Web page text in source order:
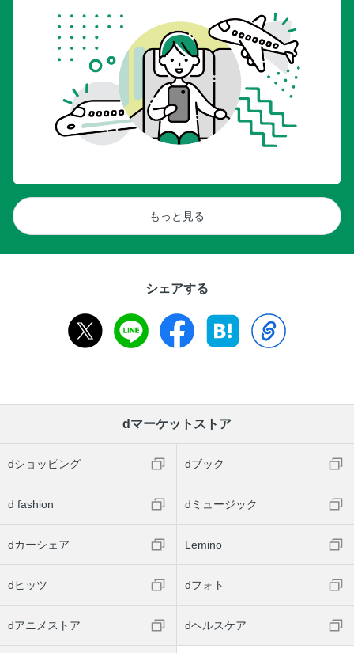
もっと見る
シェアする
dマーケットストア
dショッピング dブック
d fashion dミュージック
dカーシェア Lemino
dヒッツ dフォト
dアニメストア dヘルスケア